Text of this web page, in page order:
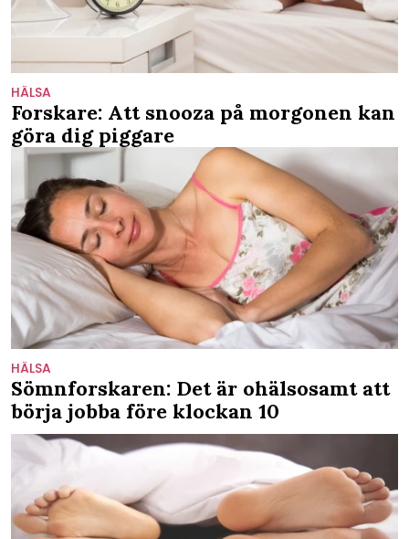
HÄLSA
Forskare: Att snooza på morgonen kan
göra dig piggare
HÄLSA
Sömnforskaren: Det är ohälsosamt att
börja jobba före klockan 10